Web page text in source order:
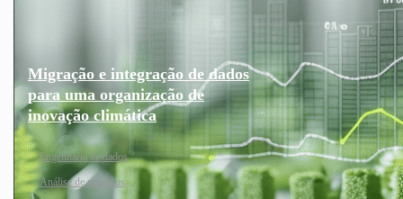
Migração e integração de dados
para uma organização de
inovação climática
Engenharia de dados
Análise de negócios